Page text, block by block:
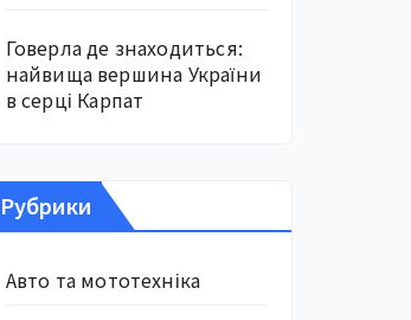
Говерла де знаходиться:
найвища вершина України
в серці Карпат
Рубрики
Авто та мототехніка